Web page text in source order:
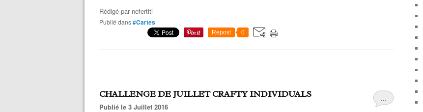
Rédigé par nefertiti
Publié dans#Cartes
Repost 0
…
CHALLENGE DE JUILLET CRAFTY INDIVIDUALS
Publié le 3 Juillet 2016